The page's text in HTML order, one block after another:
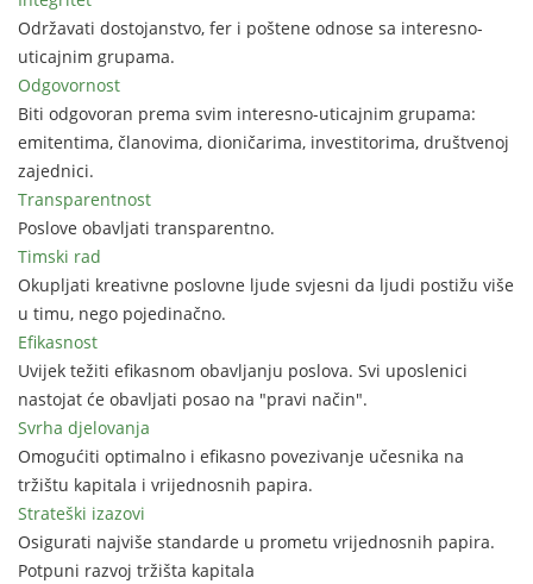
Održavati dostojanstvo, fer i poštene odnose sa interesno-
uticajnim grupama.
Odgovornost
Biti odgovoran prema svim interesno-uticajnim grupama:
emitentima, članovima, dioničarima, investitorima, društvenoj
zajednici.
Transparentnost
Poslove obavljati transparentno.
Timski rad
Okupljati kreativne poslovne ljude svjesni da ljudi postižu više
u timu, nego pojedinačno.
Efikasnost
Uvijek težiti efikasnom obavljanju poslova. Svi uposlenici
nastojat će obavljati posao na "pravi način".
Svrha djelovanja
Omogućiti optimalno i efikasno povezivanje učesnika na
tržištu kapitala i vrijednosnih papira.
Strateški izazovi
Osigurati najviše standarde u prometu vrijednosnih papira.
Potpuni razvoj tržišta kapitala